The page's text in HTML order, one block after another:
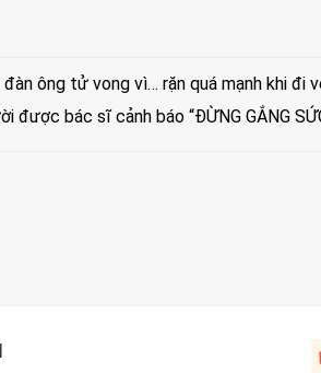
ông tử vong vì… rặn quá mạnh khi đi
được bác sĩ cảnh báo “ĐỪNG GẮNG